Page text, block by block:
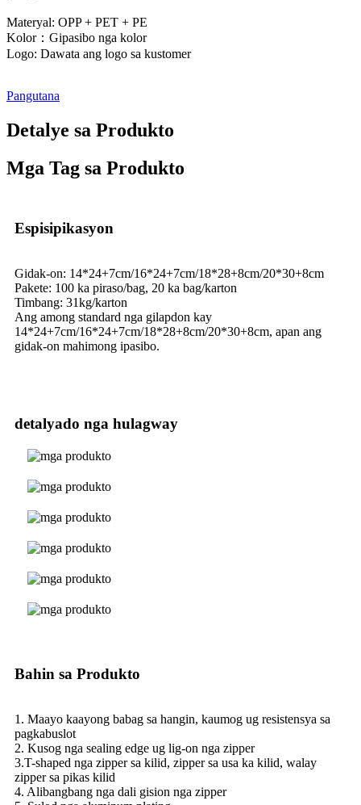
Materyal: OPP + PET + PE
Kolor：Gipasibo nga kolor
Logo: Dawata ang logo sa kustomer
Pangutana
Detalye sa Produkto
Mga Tag sa Produkto
Espisipikasyon
Gidak-on: 14*24+7cm/16*24+7cm/18*28+8cm/20*30+8cm
Pakete: 100 ka piraso/bag, 20 ka bag/karton
Timbang: 31kg/karton
Ang among standard nga gilapdon kay
14*24+7cm/16*24+7cm/18*28+8cm/20*30+8cm, apan ang
gidak-on mahimong ipasibo.
detalyado nga hulagway
Bahin sa Produkto
1. Maayo kaayong babag sa hangin, kaumog ug resistensya sa
pagkabuslot
2. Kusog nga sealing edge ug lig-on nga zipper
3.T-shaped nga zipper sa kilid, zipper sa usa ka kilid, walay
zipper sa pikas kilid
4. Alibangbang nga dali gision nga zipper